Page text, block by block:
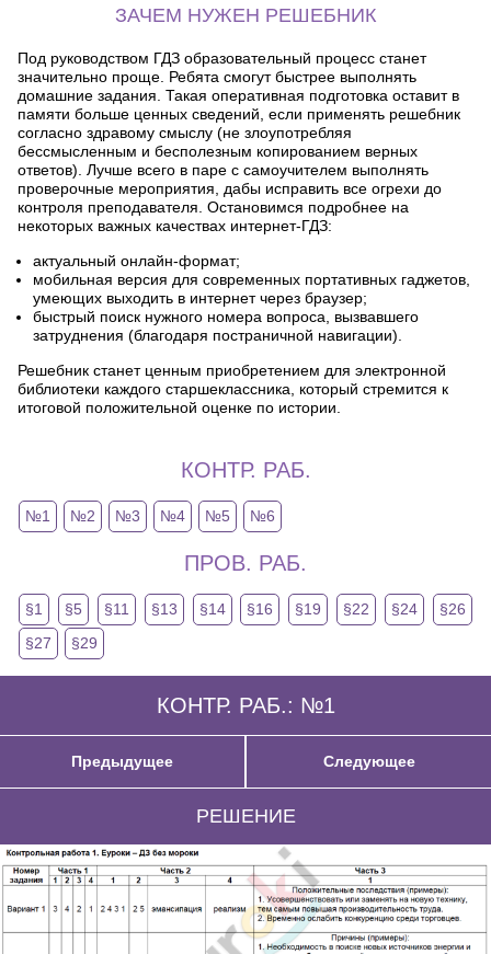
ЗАЧЕМ НУЖЕН РЕШЕБНИК
Под руководством ГДЗ образовательный процесс станет
значительно проще. Ребята смогут быстрее выполнять
домашние задания. Такая оперативная подготовка оставит в
памяти больше ценных сведений, если применять решебник
согласно здравому смыслу (не злоупотребляя
бессмысленным и бесполезным копированием верных
ответов). Лучше всего в паре с самоучителем выполнять
проверочные мероприятия, дабы исправить все огрехи до
контроля преподавателя. Остановимся подробнее на
некоторых важных качествах интернет-ГДЗ:
актуальный онлайн-формат;
мобильная версия для современных портативных гаджетов,
умеющих выходить в интернет через браузер;
быстрый поиск нужного номера вопроса, вызвавшего
затруднения (благодаря постраничной навигации).
Решебник станет ценным приобретением для электронной
библиотеки каждого старшеклассника, который стремится к
итоговой положительной оценке по истории.
КОНТР. РАБ.
№1 №2 №3 №4 №5 №6
ПРОВ. РАБ.
§1 §5 §11 §13 §14 §16 §19 §22 §24
§26
§27
§29
КОНТР. РАБ.: №1
Предыдущее Следующее
РЕШЕНИЕ